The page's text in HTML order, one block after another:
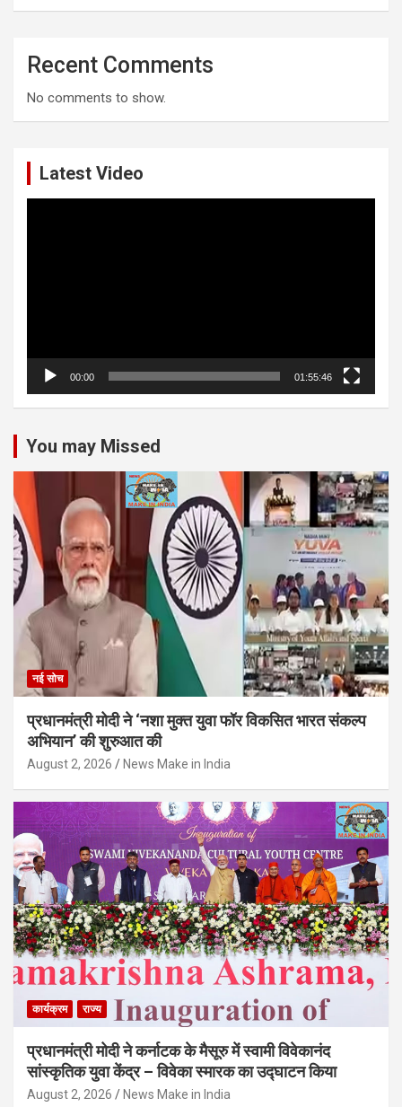
Recent Comments
No comments to show.
Latest Video
00:00 01:55:46
You may Missed
नई सोच
प्रधानमंत्री मोदी ने ‘नशा मुक्त युवा फॉर विकसित भारत संकल्प
अभियान’ की शुरुआत की
August 2, 2026 News Make in India
कार्यक्रम राज्य
प्रधानमंत्री मोदी ने कर्नाटक के मैसूरु में स्वामी विवेकानंद
सांस्कृतिक युवा केंद्र – विवेका स्मारक का उद्घाटन किया
August 2, 2026 News Make in India